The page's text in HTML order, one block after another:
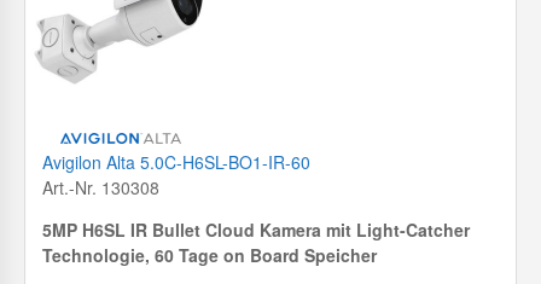
Avigilon Alta 5.0C-H6SL-BO1-IR-60
Art.-Nr. 130308
5MP H6SL IR Bullet Cloud Kamera mit Light-Catcher
Technologie, 60 Tage on Board Speicher